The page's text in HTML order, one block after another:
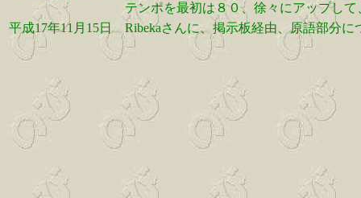
テンポを最初は８０、徐々にアップし
平成17年11月15日
Ribekaさんに、掲示板経由、原語部分